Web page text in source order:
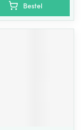
Bestel